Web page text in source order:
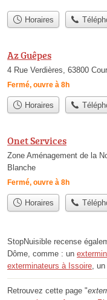
Horaires
Az Guêpes
4 Rue Verdières, 63800
Fermé, ouvre à 8h
Horaires
Onet Services
Zone Aménagement de la
Blanche
Fermé, ouvre à 8h
Horaires
StopNuisible recense
Dôme, comme : un
exterminateurs à Issoire , un
Retrouvez cette page "